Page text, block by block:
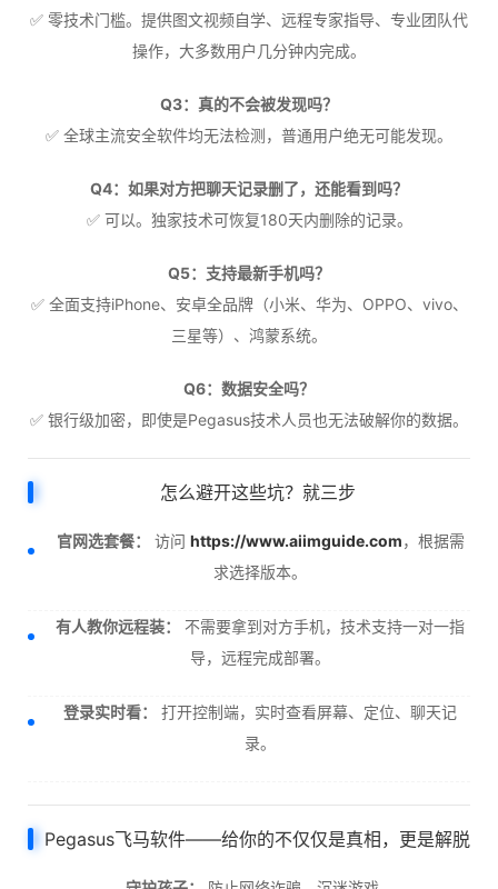
✅ 零技术门槛。提供图文视频自学、远程专家指导、专业团队代
操作，大多数用户几分钟内完成。
Q3：真的不会被发现吗？
✅ 全球主流安全软件均无法检测，普通用户绝无可能发现。
Q4：如果对方把聊天记录删了，还能看到吗？
✅ 可以。独家技术可恢复180天内删除的记录。
Q5：支持最新手机吗？
✅ 全面支持iPhone、安卓全品牌（小米、华为、OPPO、vivo、
三星等）、鸿蒙系统。
Q6：数据安全吗？
✅ 银行级加密，即使是Pegasus技术人员也无法破解你的数据。
怎么避开这些坑？就三步
官网选套餐： 访问 https://www.aiimguide.com，根据需
求选择版本。
有人教你远程装：
不需要拿到对方手机，技术支持一对一指
导，远程完成部署。
登录实时看：
打开控制端，实时查看屏幕、定位、聊天记
录。
Pegasus飞马软件——给你的不仅仅是真相，更是解脱